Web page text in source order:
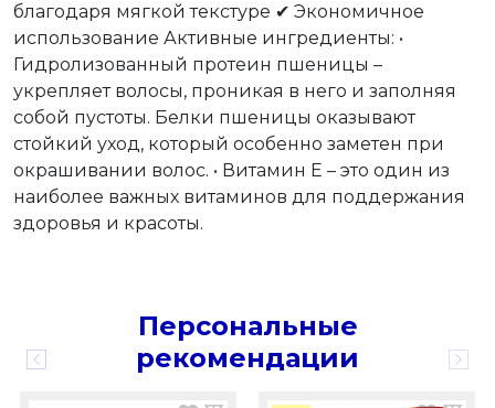
благодаря мягкой текстуре ✔ Экономичное
использование Активные ингредиенты: •
Гидролизованный протеин пшеницы –
укрепляет волосы, проникая в него и заполняя
собой пустоты. Белки пшеницы оказывают
стойкий уход, который особенно заметен при
окрашивании волос. • Витамин Е – это один из
наиболее важных витаминов для поддержания
здоровья и красоты.
Персональные
рекомендации